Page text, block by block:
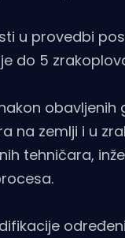
u provedbi
do 5
na zemlji i u
tehničara,